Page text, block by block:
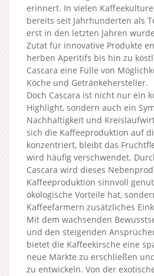
erinnert. In vielen
bereits seit Jahrhunderten als
erst in den letzten Jahren
Zutat für innovative Produkte
herben Aperitifs bis hin zu
Cascara eine Fülle von
Köche und Getränkehersteller.
Doch Cascara ist nicht nur ein
Highlight, sondern auch ein
Nachhaltigkeit und
sich die Kaffeeproduktion auf
konzentriert, bleibt das
wird häufig verschwendet.
Cascara wird dieses
Kaffeeproduktion sinnvoll
ökologische Vorteile hat,
Kaffeefarmern zusätzliches
Mit dem wachsenden
und den steigenden
bietet die Kaffeekirsche eine
neue Märkte zu erschließen
zu entwickeln. Von der